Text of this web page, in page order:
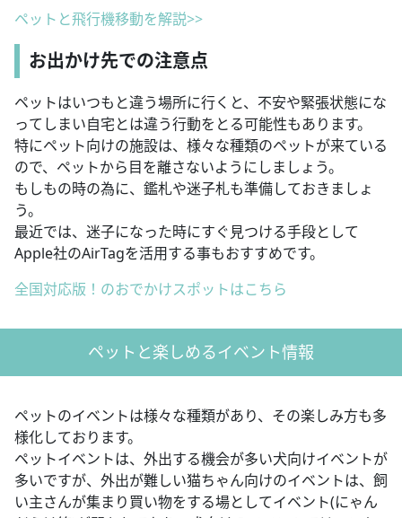
ペットと飛行機移動を解説>>
お出かけ先での注意点
ペットはいつもと違う場所に行くと、不安や緊張状態にな
ってしまい自宅とは違う行動をとる可能性もあります。
特にペット向けの施設は、様々な種類のペットが来ている
ので、ペットから目を離さないようにしましょう。
もしもの時の為に、鑑札や迷子札も準備しておきましょ
う。
最近では、迷子になった時にすぐ見つける手段として
Apple社のAirTagを活用する事もおすすめです。
全国対応版！のおでかけスポットはこちら
ペットと楽しめるイベント情報
ペットのイベントは様々な種類があり、その楽しみ方も多
様化しております。
ペットイベントは、外出する機会が多い犬向けイベントが
多いですが、外出が難しい猫ちゃん向けのイベントは、飼
い主さんが集まり買い物をする場としてイベント(にゃん